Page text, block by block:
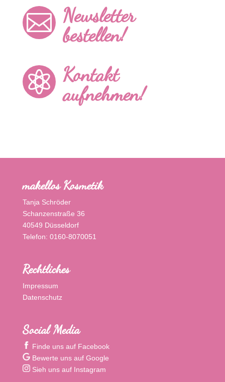
 Newsletter
bestellen!
 Kontakt
aufnehmen!
makellos Kosmetik
Tanja Schröder
Schanzenstraße 36
40549 Düsseldorf
Telefon: 0160-8070051
Rechtliches
Impressum
Datenschutz
Social Media
Finde uns auf Facebook
Bewerte uns auf Google
Sieh uns auf Instagram